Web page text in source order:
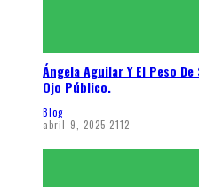
Ángela Aguilar Y El Peso
Ojo Público.
Blog
abril 9, 2025 2112